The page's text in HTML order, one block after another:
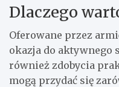
Dlaczego
Oferowane przez
okazja do aktywnego
również zdobycia
mogą przydać się